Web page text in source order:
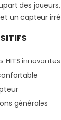
des
un capteur
HITS innovantes
générales